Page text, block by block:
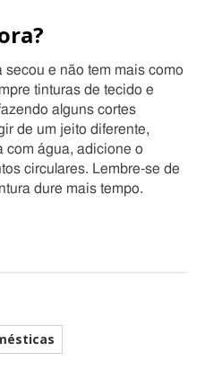
e não tem mais como
tinturas de tecido e
alguns cortes
de um jeito diferente,
com água, adicione o
circulares. Lembre-se de
dure mais tempo.